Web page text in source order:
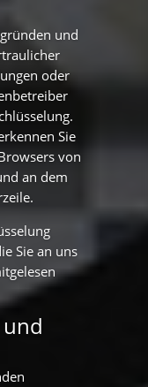
und
oder
Sie
von
an dem
Sie an uns